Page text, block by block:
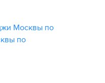
Москвы по
по